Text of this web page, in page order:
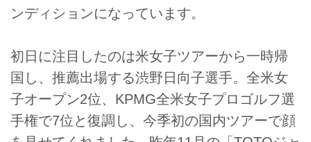
ンディションになっています。
初日に注目したのは米女子ツアーから一時帰
国し、推薦出場する渋野日向子選手。全米女
子オープン2位、KPMG全米女子プロゴルフ選
手権で7位と復調し、今季初の国内ツアーで顔